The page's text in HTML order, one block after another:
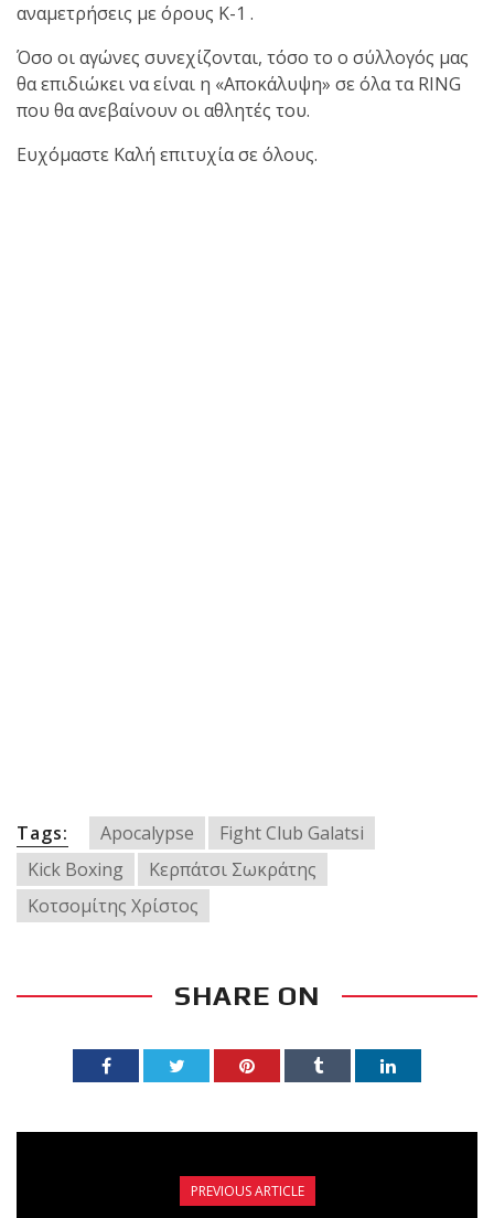
ολοκλήρωσαν με επιτυχία
τις καλοκαιρινές
εξετάσεις έγχρωμων
ζωνών!
Με μεγάλη
αναμετρήσεις με όρους Κ-1 .
Όσο οι αγώνες συνεχίζονται, τόσο το ο σύλλογός μας
θα επιδιώκει να είναι η «Αποκάλυψη» σε όλα τα RING
που θα ανεβαίνουν οι αθλητές του.
Ευχόμαστε Καλή επιτυχία σε όλους.
Tags: Apocalypse
Fight Club Galatsi
Kick Boxing
Κερπάτσι Σωκράτης
Κοτσομίτης Χρίστος
SHARE ON
PREVIOUS ARTICLE